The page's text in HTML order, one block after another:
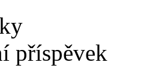
příspěvek